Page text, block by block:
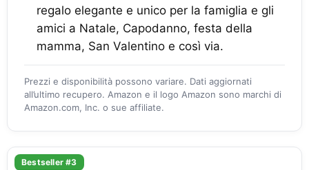
regalo elegante e unico per la famiglia e gli
amici a Natale, Capodanno, festa della
mamma, San Valentino e così via.
Prezzi e disponibilità possono variare. Dati aggiornati
all’ultimo recupero. Amazon e il logo Amazon sono marchi di
Amazon.com, Inc. o sue affiliate.
Bestseller #3